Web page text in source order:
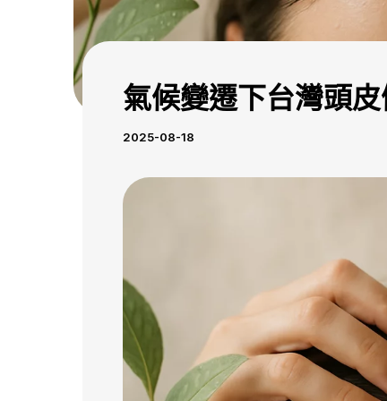
氣候變遷下台灣頭
2025-08-18